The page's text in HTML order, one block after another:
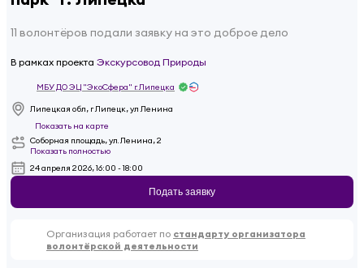
11 волонтёров подали заявку на это доброе дело
В рамках проекта Экскурсовод Природы
МБУ ДО ЭЦ "ЭкоСфера" г. Липецка
Липецкая обл, г Липецк, ул Ленина
Показать на карте
Соборная площадь, ул. Ленина, 2
Показать полностью
24 апреля 2026, 16:00 - 18:00
Подать заявку
Организация работает по стандарту организатора
волонтёрской деятельности